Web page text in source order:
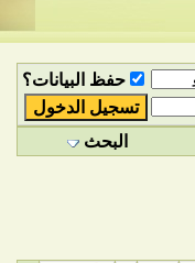
حفظ البيانات؟
البحث